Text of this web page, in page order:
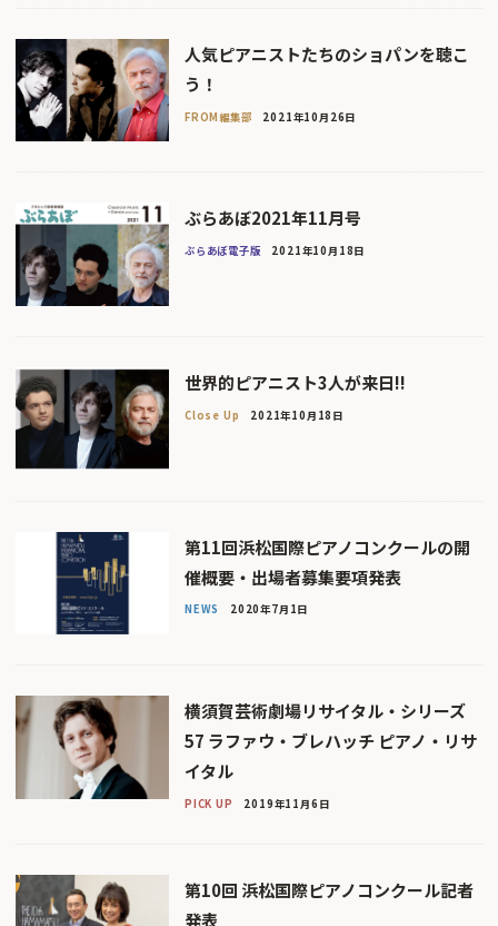
人気ピアニストたちのショパンを聴こ
う！
FROM編集部 2021年10月26日
ぶらあぼ2021年11月号
ぶらあぼ電子版 2021年10月18日
世界的ピアニスト3人が来日!!
Close Up 2021年10月18日
第11回浜松国際ピアノコンクールの開
催概要・出場者募集要項発表
NEWS 2020年7月1日
横須賀芸術劇場リサイタル・シリーズ
57 ラファウ・ブレハッチ ピアノ・リサ
イタル
PICK UP 2019年11月6日
第10回 浜松国際ピアノコンクール記者
発表